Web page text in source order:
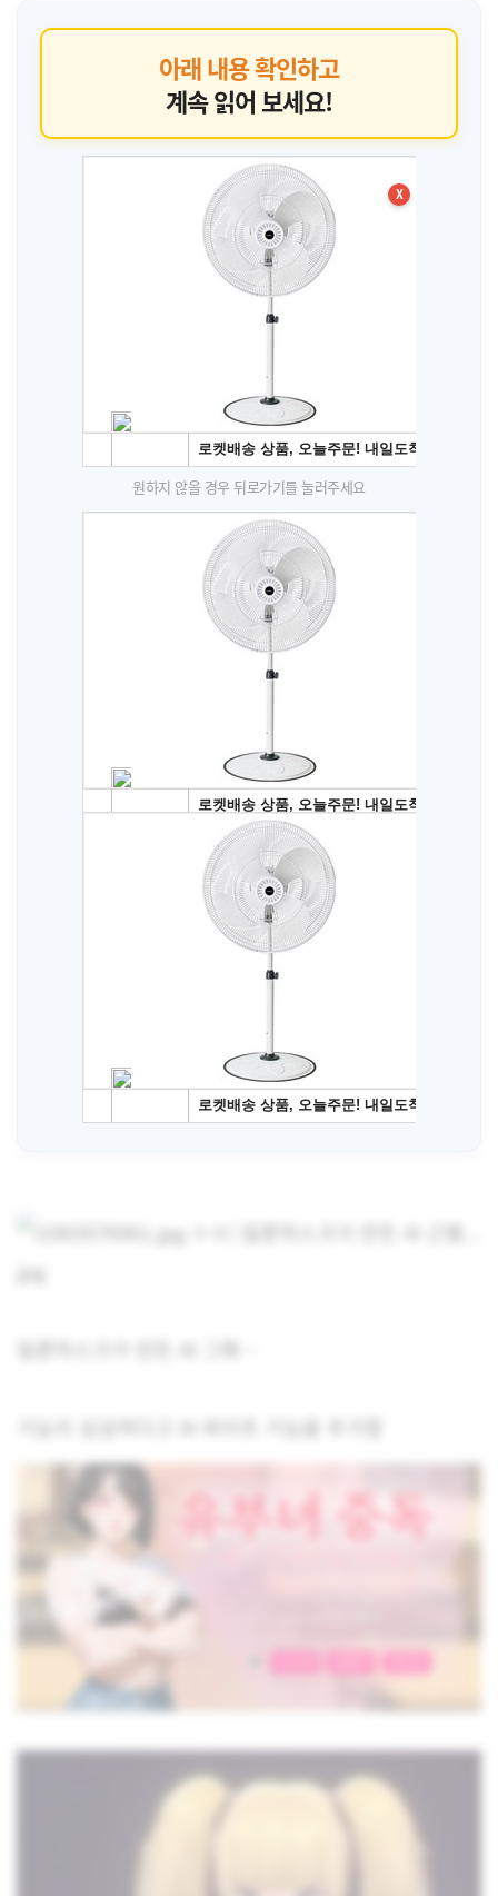
아래 내용 확인하고
계속 읽어 보세요!
X
원하지 않을 경우 뒤로가기를 눌러주세요
기능이 심심하다고 AI 와이프 기능을 추가함